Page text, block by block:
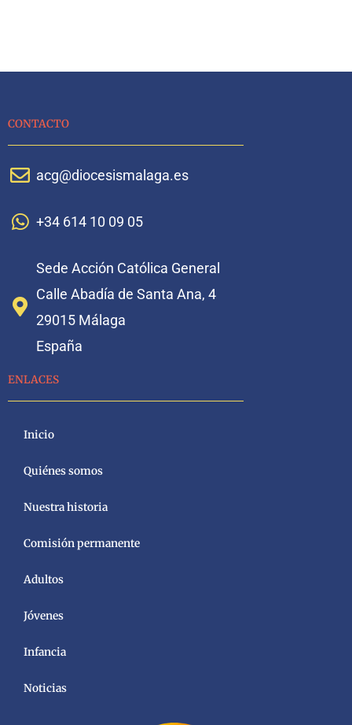
CONTACTO
acg@diocesismalaga.es
+34 614 10 09 05
Sede Acción Católica General
Calle Abadía de Santa Ana, 4
29015 Málaga
España
ENLACES
Inicio
Quiénes somos
Nuestra historia
Comisión permanente
Adultos
Jóvenes
Infancia
Noticias